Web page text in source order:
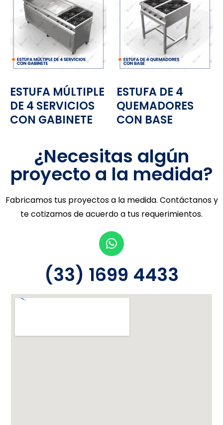
ESTUFA MÚLTIPLE
DE 4 SERVICIOS
CON GABINETE
ESTUFA DE 4
QUEMADORES
CON BASE
¿Necesitas algún
proyecto a la medida?
Fabricamos tus proyectos a la medida. Contáctanos y
te cotizamos de acuerdo a tus requerimientos.
(33) 1699 4433